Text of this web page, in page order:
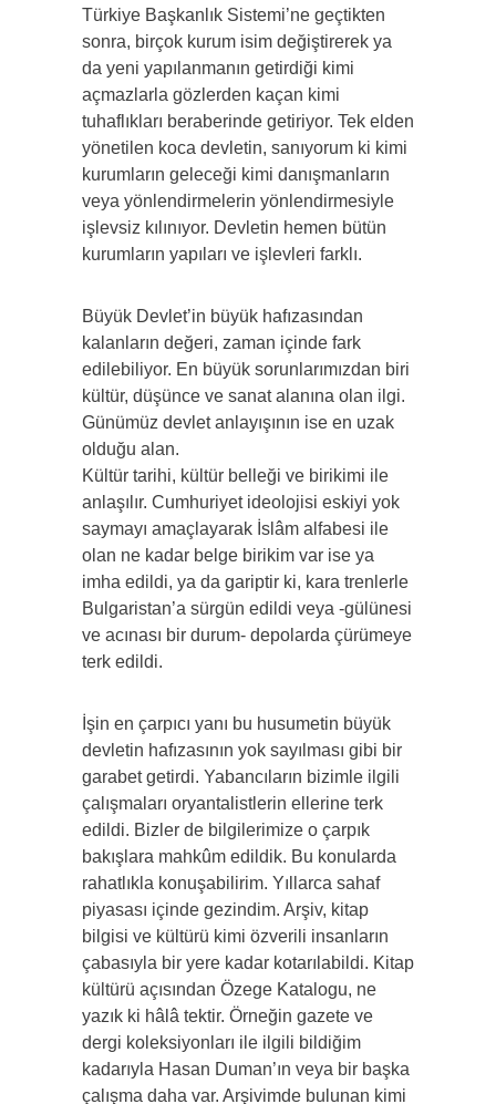
Türkiye Başkanlık Sistemi’ne geçtikten
sonra, birçok kurum isim değiştirerek ya
da yeni yapılanmanın getirdiği kimi
açmazlarla gözlerden kaçan kimi
tuhaflıkları beraberinde getiriyor. Tek elden
yönetilen koca devletin, sanıyorum ki kimi
kurumların geleceği kimi danışmanların
veya yönlendirmelerin yönlendirmesiyle
işlevsiz kılınıyor. Devletin hemen bütün
kurumların yapıları ve işlevleri farklı.
Büyük Devlet’in büyük hafızasından
kalanların değeri, zaman içinde fark
edilebiliyor. En büyük sorunlarımızdan biri
kültür, düşünce ve sanat alanına olan ilgi.
Günümüz devlet anlayışının ise en uzak
olduğu alan.
Kültür tarihi, kültür belleği ve birikimi ile
anlaşılır. Cumhuriyet ideolojisi eskiyi yok
saymayı amaçlayarak İslâm alfabesi ile
olan ne kadar belge birikim var ise ya
imha edildi, ya da gariptir ki, kara trenlerle
Bulgaristan’a sürgün edildi veya -gülünesi
ve acınası bir durum- depolarda çürümeye
terk edildi.
İşin en çarpıcı yanı bu husumetin büyük
devletin hafızasının yok sayılması gibi bir
garabet getirdi. Yabancıların bizimle ilgili
çalışmaları oryantalistlerin ellerine terk
edildi. Bizler de bilgilerimize o çarpık
bakışlara mahkûm edildik. Bu konularda
rahatlıkla konuşabilirim. Yıllarca sahaf
piyasası içinde gezindim. Arşiv, kitap
bilgisi ve kültürü kimi özverili insanların
çabasıyla bir yere kadar kotarılabildi. Kitap
kültürü açısından Özege Katalogu, ne
yazık ki hâlâ tektir. Örneğin gazete ve
dergi koleksiyonları ile ilgili bildiğim
kadarıyla Hasan Duman’ın veya bir başka
çalışma daha var. Arşivimde bulunan kimi